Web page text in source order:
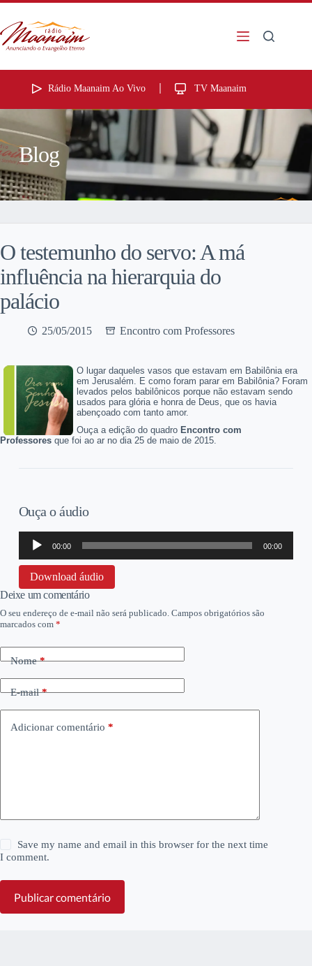
Rádio Maanaim Ao Vivo TV Maanaim
Blog
O testemunho do servo: A má
influência na hierarquia do
palácio
25/05/2015 Encontro com Professores
O lugar daqueles vasos que estavam em Babilônia era
em Jerusalém. E como foram parar em Babilônia? Foram
levados pelos babilônicos porque não estavam sendo
usados para glória e honra de Deus, que os havia
abençoado com tanto amor.
Ouça a edição do quadro Encontro com
Professores que foi ao ar no dia 25 de maio de 2015.
Ouça o áudio
Tocador
áudio
00:00 00:00
Download áudio
Deixe um comentário
O seu endereço de e-mail não será publicado. Campos obrigatórios são
marcados com *
Nome*
E-mail*
Adicionar comentário *
Save my name and email in this browser for the next time
I comment.
Publicar comentário